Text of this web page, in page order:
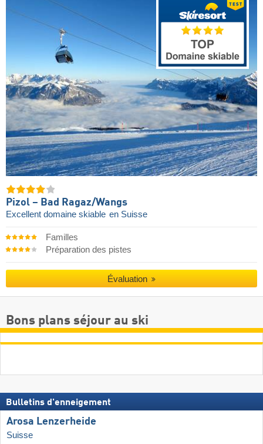
Pizol – Bad Ragaz/​Wangs
Excellent domaine skiable en Suisse
Familles
Préparation des pistes
Évaluation
Bons plans séjour au ski
Bulletins d'enneigement
Arosa Lenzerheide
Suisse